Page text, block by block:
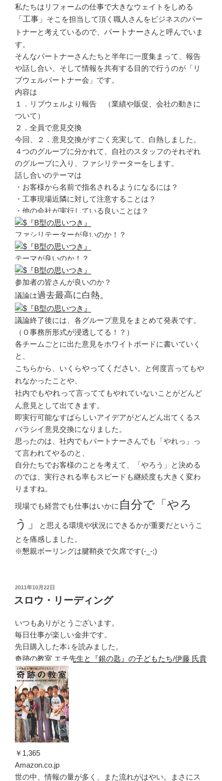
私たちはリフォームの仕事で大きなウェイトをしめる
「工事」 そこを担当して頂く職人さんをビジネスのパー
トナーと考えているので、 パートナーさんと呼んでいま
す。
そんなパートナーさんたちと半年に一度集まって、報告
や話し合い、そして情報を共有する目的で行うのが「リ
ブウェルパートナー会」です。
内容は
１．リブウェルより報告 （業績や販促、会社の動きに
ついて）
２．全員で意見交換
今回、２．意見交換がすごく充実して、白熱しました。
４つのグループに分かれて、自社のスタッフのそれぞれ
のグループに入り、ファシリテーターをします。
話し合いのテーマは
・お客様から名前で指名されるようになるには？
・工事現場近隣に対して注意することは？
・他の会社が実行している良いことは？
ファシリテーターが良いのか！？
テーマが良いのか！？
参加者の皆さんが良いのか？
議論は過去最高に白熱。
議論終了後には、各グループ意見をまとめて発表です。
（Ｏ事務所形式が浸透してる！？）
各チームごとに出た意見をホワイトボードに書いていく
と、
こちらから、いくらやってください。と何度言ってもや
れなかったことや、
社内でもやれって言っててもやれていないことがどんど
ん意見として出てきます。
即実行可能なすばらしいアイデアがどんどん出てくるス
バラシイ意見交換になりました。
思ったのは、社内でもパートナーさんでも「やれっ」っ
て言われてやるのと、
自分たちでお客様のことを考えて、「やろう」と決める
のでは、実行される率もスピードも継続度も大きく変わ
りますね。
現場でも経営でも仕事はいかに 自分で「やろ
う」
と思える環境や状況にできるかが重要だというこ
とを痛感しました。
※懇親ボーリングは腱鞘炎で欠席です(-_-;)
投
稿
日:
2011年10月22日
スロウ・リーディング
いつもありがとうございます。
毎日仕事が楽しい金井です。
先日購入した本↓を読みました。
奇跡の教室 エチ先生と『銀の匙』の子どもたち/伊藤 氏貴
￥1,365
Amazon.co.jp
世の中、情報の量が多く、また流れがはやい。まさにス